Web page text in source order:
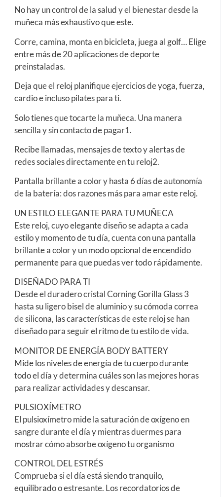
No hay un control de la salud y el bienestar desde la
muñeca más exhaustivo que este.
Corre, camina, monta en bicicleta, juega al golf… Elige
entre más de 20 aplicaciones de deporte
preinstaladas.
Deja que el reloj planifique ejercicios de yoga, fuerza,
cardio e incluso pilates para ti.
Solo tienes que tocarte la muñeca. Una manera
sencilla y sin contacto de pagar1.
Recibe llamadas, mensajes de texto y alertas de
redes sociales directamente en tu reloj2.
Pantalla brillante a color y hasta 6 días de autonomía
de la batería: dos razones más para amar este reloj.
UN ESTILO ELEGANTE PARA TU MUÑECA
Este reloj, cuyo elegante diseño se adapta a cada
estilo y momento de tu día, cuenta con una pantalla
brillante a color y un modo opcional de encendido
permanente para que puedas ver todo rápidamente.
DISEÑADO PARA TI
Desde el duradero cristal Corning Gorilla Glass 3
hasta su ligero bisel de aluminio y su cómoda correa
de silicona, las características de este reloj se han
diseñado para seguir el ritmo de tu estilo de vida.
MONITOR DE ENERGÍA BODY BATTERY
Mide los niveles de energía de tu cuerpo durante
todo el día y determina cuáles son las mejores horas
para realizar actividades y descansar.
PULSIOXÍMETRO
El pulsioxímetro mide la saturación de oxígeno en
sangre durante el día y mientras duermes para
mostrar cómo absorbe oxígeno tu organismo
CONTROL DEL ESTRÉS
Comprueba si el día está siendo tranquilo,
equilibrado o estresante. Los recordatorios de